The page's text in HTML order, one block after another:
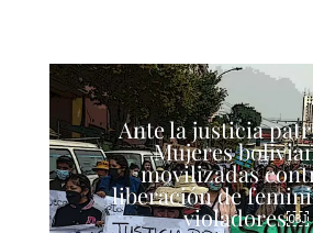
Ante la justicia
Mujeres
movilizadas
liberación de
violadores￼